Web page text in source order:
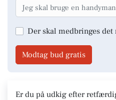
Der skal medbringes
Modtag bud gratis
Er du på udkig efter